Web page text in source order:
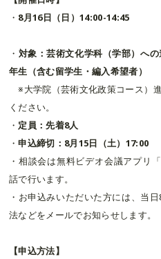
・ 8月16日（日）14:00-14:45
・ 対象：芸術文化学科（学部）へ
年生（含む留学生・編入希望者）
※大学院（芸術文化政策コース）
ください。
・ 定員：先着8人
・申込締切：8月15日（土）17:00
・相談会は無料ビデオ会議アプリ
話で行います。
・お申込みいただいた方には、当
法などをメールでお知らせします。
【申込方法】